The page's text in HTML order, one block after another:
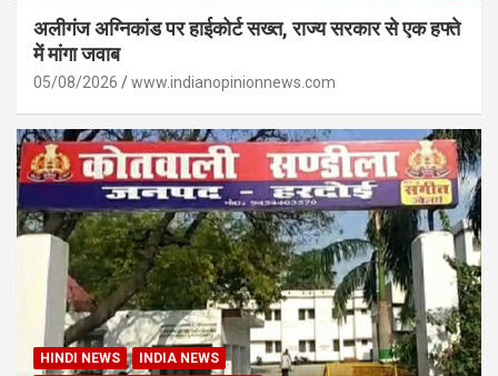
अलीगंज अग्निकांड पर हाईकोर्ट सख्त, राज्य सरकार से एक हफ्ते
में मांगा जवाब
05/08/2026 www.indianopinionnews.com
HINDI NEWS
INDIA NEWS